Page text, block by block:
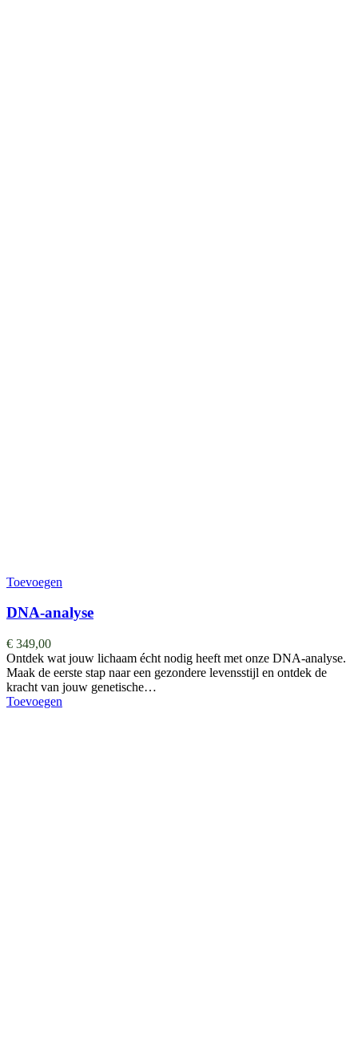
Toevoegen
DNA-analyse
€ 349,00
Ontdek wat jouw lichaam écht nodig heeft met onze DNA-analyse.
Maak de eerste stap naar een gezondere levensstijl en ontdek de
kracht van jouw genetische…
Toevoegen